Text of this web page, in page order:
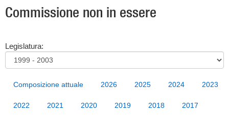
Commissione non in essere
Legislatura:
Composizione attuale 2026 2025 2024 2023
2022 2021 2020 2019 2018 2017